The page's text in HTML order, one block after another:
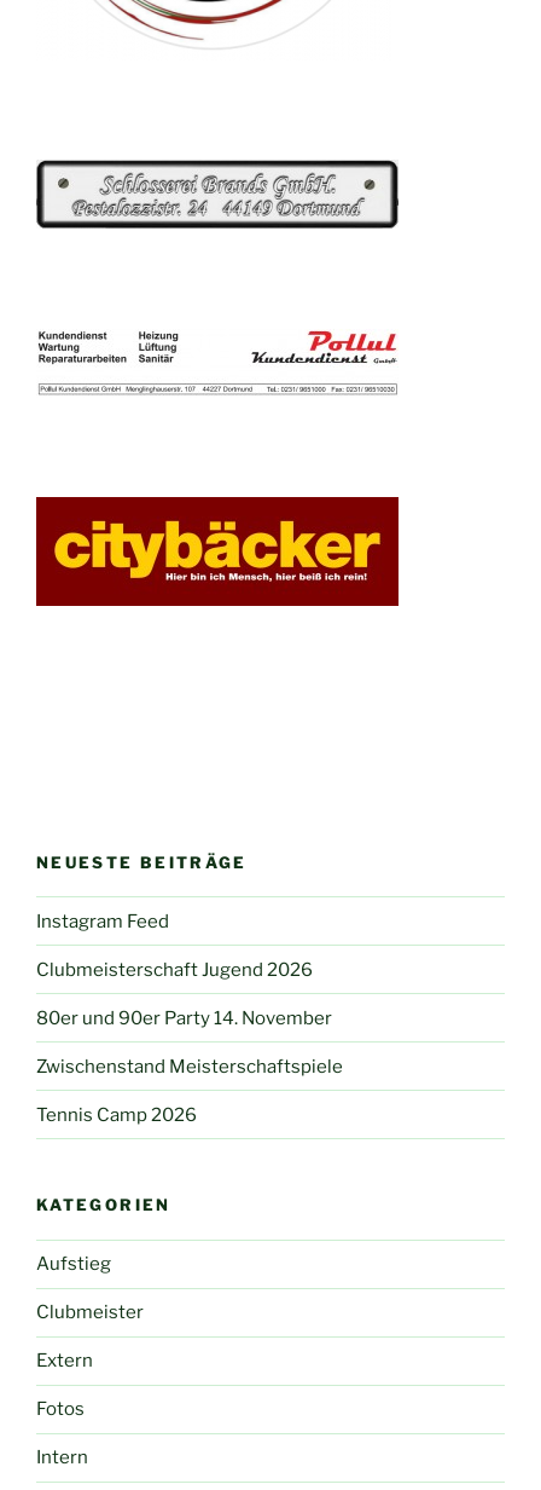
NEUESTE BEITRÄGE
Instagram Feed
Clubmeisterschaft Jugend 2026
80er und 90er Party 14. November
Zwischenstand Meisterschaftspiele
Tennis Camp 2026
KATEGORIEN
Aufstieg
Clubmeister
Extern
Fotos
Intern